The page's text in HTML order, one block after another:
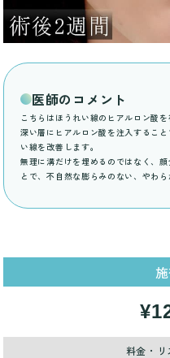
医師のコメント
こちらはほうれい線のヒアルロン酸を
深い層にヒアルロン酸を注入するこ
い線を改善します。
無理に溝だけを埋めるのではなく、
とで、不自然な膨らみのない、やわ
料金・リ